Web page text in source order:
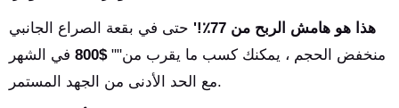
هذا هو هامش الربح من 77٪!'
حتى في بقعة الصراع الجانبي
منخفض الحجم ، يمكنك كسب ما يقرب من""$800
في الشهر
مع الحد الأدنى من الجهد المستمر.